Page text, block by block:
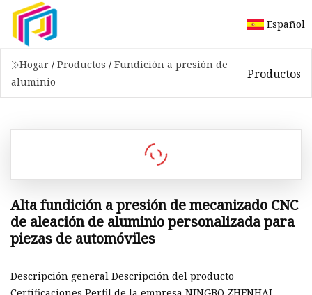
Español
Hogar / Productos / Fundición a presión de
aluminio
Productos
Alta fundición a presión de mecanizado CNC
de aleación de aluminio personalizada para
piezas de automóviles
Descripción general Descripción del producto